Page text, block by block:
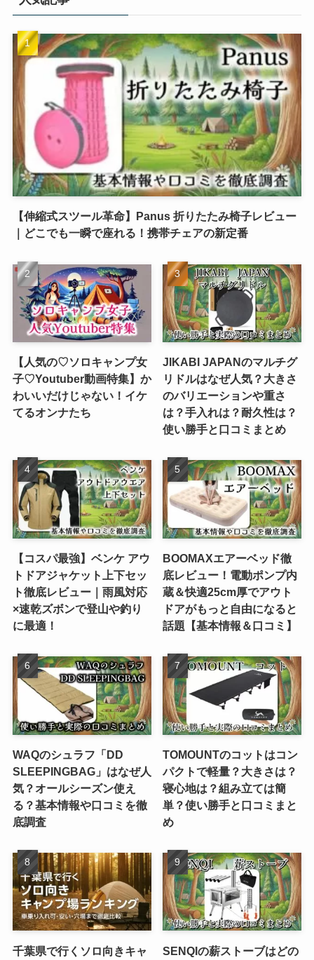
【伸縮式スツール革命】Panus 折りたたみ椅子レビュー
｜どこでも一瞬で座れる！携帯チェアの新定番
【人気の♡ソロキャンプ女
子♡Youtuber動画特集】か
わいいだけじゃない！イケ
てるオンナたち
JIKABI JAPANのマルチグ
リドルはなぜ人気？大きさ
のバリエーションや重さ
は？手入れは？耐久性は？
使い勝手と口コミまとめ
【コスパ最強】ベンケ アウ
トドアジャケット上下セッ
ト徹底レビュー｜雨風対応
×速乾ズボンで登山や釣り
に最適！
BOOMAXエアーベッド徹
底レビュー！電動ポンプ内
蔵＆快適25cm厚でアウト
ドアがもっと自由になると
話題【基本情報＆口コミ】
WAQのシュラフ「DD
SLEEPINGBAG」はなぜ人
気？オールシーズン使え
る？基本情報や口コミを徹
底調査
TOMOUNTのコットはコン
パクトで軽量？大きさは？
寝心地は？組み立ては簡
単？使い勝手と口コミまと
め
千葉県で行くソロ向きキャ
SENQIの薪ストーブはどの